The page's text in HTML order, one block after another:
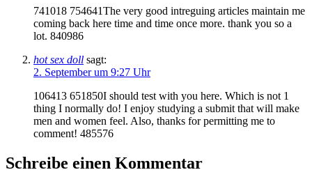
741018 754641The very good intreguing articles maintain me
coming back here time and time once more. thank you so a
lot. 840986
hot sex doll sagt:
2. September um 9:27 Uhr
106413 651850I should test with you here. Which is not 1
thing I normally do! I enjoy studying a submit that will make
men and women feel. Also, thanks for permitting me to
comment! 485576
Schreibe einen Kommentar